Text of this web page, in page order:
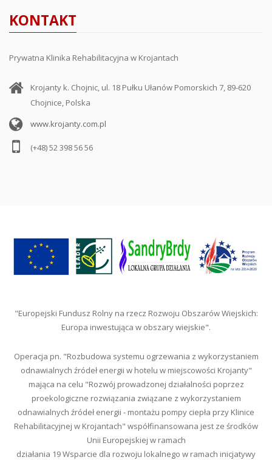
KONTAKT
Prywatna Klinika Rehabilitacyjna w Krojantach
Krojanty k. Chojnic, ul. 18 Pułku Ułanów Pomorskich 7, 89-620
Chojnice, Polska
www.krojanty.com.pl
(+48) 52 398 56 56
"Europejski Fundusz Rolny na rzecz Rozwoju Obszarów Wiejskich:
Europa inwestująca w obszary wiejskie".
Operacja pn. "Rozbudowa systemu ogrzewania z wykorzystaniem
odnawialnych źródeł energii w hotelu w miejscowości Krojanty"
mająca na celu "Rozwój prowadzonej działalności poprzez
proekologiczne rozwiązania związane z wykorzystaniem
odnawialnych źródeł energii - montażu pompy ciepła przy Klinice
Rehabilitacyjnej w Krojantach" współfinansowana jest ze środków
Unii Europejskiej w ramach
działania 19 Wsparcie dla rozwoju lokalnego w ramach inicjatywy